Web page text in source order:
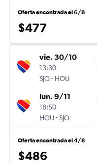
Oferta encontrada el 6/8
$477
vie. 30/10
13:30
SJO- HOU
lun. 9/11
18:50
HOU-SJO
Oferta encontrada el 4/8
$486